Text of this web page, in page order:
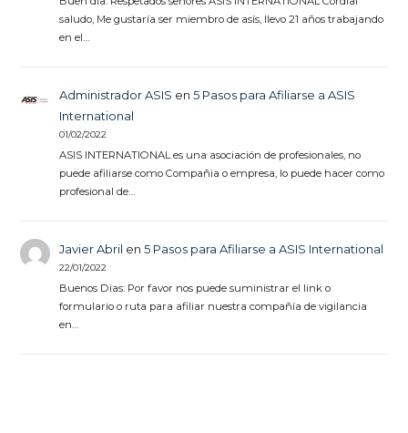
saludo, Me gustaría ser miembro de asís, llevo 21 años trabajando
en el…
Administrador ASIS en 5 Pasos para Afiliarse a ASIS
International
01/02/2022
ASIS INTERNATIONAL es una asociación de profesionales, no
puede afiliarse como Compañia o empresa, lo puede hacer como
profesional de…
Javier Abril en 5 Pasos para Afiliarse a ASIS International
22/01/2022
Buenos Dias: Por favor nos puede suministrar el link o
formulario o ruta para afiliar nuestra compañía de vigilancia
en…